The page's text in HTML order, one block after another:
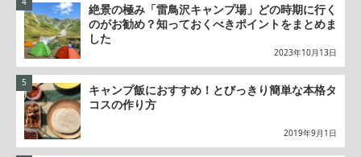
絶景の極み「雷鳥沢キャンプ場」どの時期に行く
のがお勧め？知っておくべきポイントをまとめま
した
2023年10月13日
キャンプ飯におすすめ！とびっきり簡単な本格タ
コスの作り方
2019年9月1日